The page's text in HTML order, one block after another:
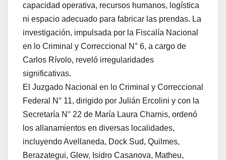
capacidad operativa, recursos humanos, logística
ni espacio adecuado para fabricar las prendas. La
investigación, impulsada por la Fiscalía Nacional
en lo Criminal y Correccional N° 6, a cargo de
Carlos Rívolo, reveló irregularidades
significativas.
El Juzgado Nacional en lo Criminal y Correccional
Federal N° 11, dirigido por Julián Ercolini y con la
Secretaría N° 22 de María Laura Charnis, ordenó
los allanamientos en diversas localidades,
incluyendo Avellaneda, Dock Sud, Quilmes,
Berazategui, Glew, Isidro Casanova, Matheu,